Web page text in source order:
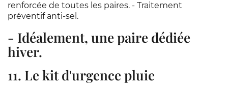
renforcée de toutes les paires. - Traitement
préventif anti-sel.
- Idéalement, une paire dédiée
hiver.
11. Le kit d'urgence pluie